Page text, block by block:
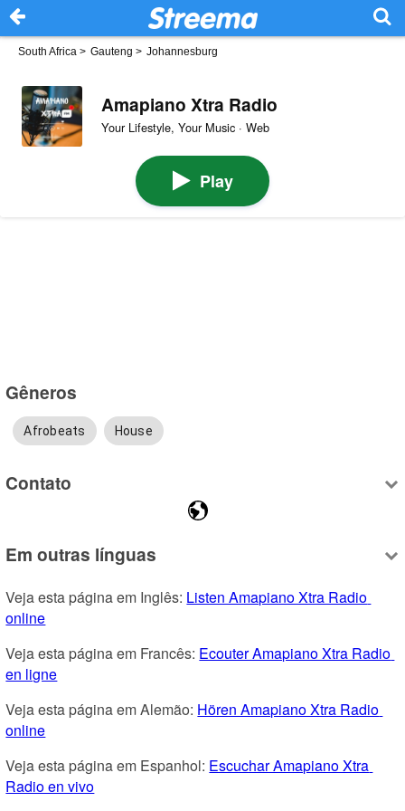
South Africa > Gauteng > Johannesburg
Amapiano Xtra Radio
Your Lifestyle, Your Music · Web
Play
Gêneros
Afrobeats House
Contato
Em outras línguas
Veja esta página em Inglês: Listen Amapiano Xtra Radio
online
Veja esta página em Francês: Ecouter Amapiano Xtra Radio
en ligne
Veja esta página em Alemão: Hören Amapiano Xtra Radio
online
Veja esta página em Espanhol: Escuchar Amapiano Xtra
Radio en vivo